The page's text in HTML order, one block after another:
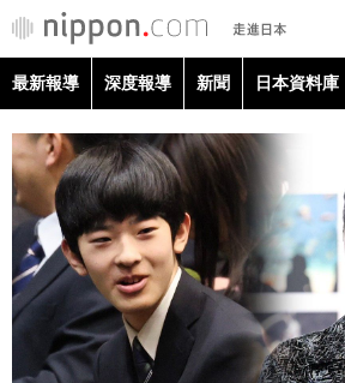
最新報導
深度報導
新聞
最新報導 深度報導 新聞 日本資料庫